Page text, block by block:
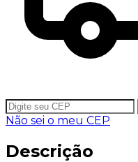
Não sei o meu CEP
Descrição